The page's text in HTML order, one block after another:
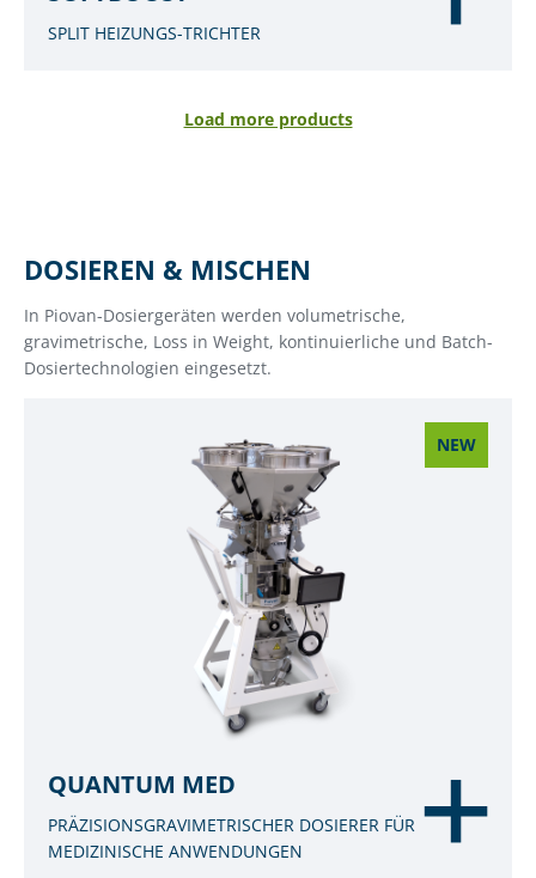
SPLIT HEIZUNGS-TRICHTER
Load more products
DOSIEREN & MISCHEN
In Piovan-Dosiergeräten werden volumetrische,
gravimetrische, Loss in Weight, kontinuierliche und Batch-
Dosiertechnologien eingesetzt.
NEW
QUANTUM MED
PRÄZISIONSGRAVIMETRISCHER DOSIERER FÜR
MEDIZINISCHE ANWENDUNGEN